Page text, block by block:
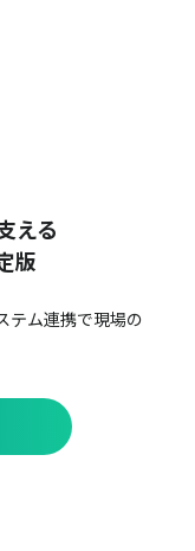
える
版
テム連携で現場の